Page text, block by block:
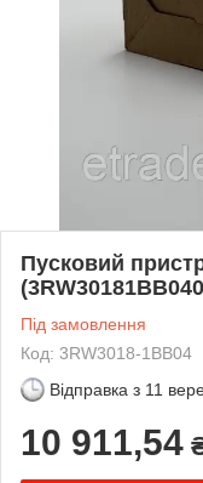
Пусковий
Під замовлення
Код: 3RW3018-1BB04
Відправка з 11
10 911,54